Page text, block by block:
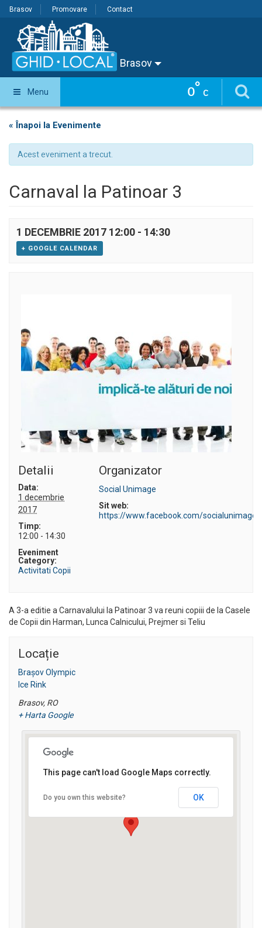
Brasov Promovare Contact
Brasov
0° C
Menu
« Înapoi la Evenimente
Acest eveniment a trecut.
Carnaval la Patinoar 3
1 DECEMBRIE 2017 12:00 - 14:30
+ GOOGLE CALENDAR
Detalii
Data:
1 decembrie
2017
Timp:
12:00 - 14:30
Eveniment
Category:
Activitati Copii
Organizator
Social Unimage
Sit web:
https://www.facebook.com/socialunimage/
A 3-a editie a Carnavalului la Patinoar 3 va reuni copiii de la Casele
de Copii din Harman, Lunca Calnicului, Prejmer si Teliu
Locație
Brașov Olympic
Ice Rink
Brasov, RO
+ Harta Google
This page can't load Google Maps correctly.
Do you own this website? OK